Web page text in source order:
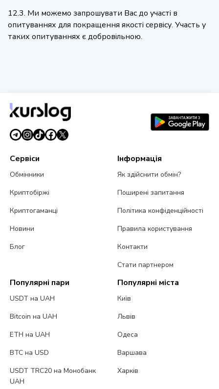
12.3. Ми можемо запрошувати Вас до участі в
опитуваннях для покращення якості сервісу. Участь у
таких опитуваннях є добровільною.
Сервіси
Обмінники
Криптобіржі
Криптогаманці
Новини
Блог
Інформація
Як здійснити обмін?
Поширені запитання
Політика конфіденційності
Правила користування
Контакти
Стати партнером
Популярні пари
USDT на UAH
Bitcoin на UAH
ETH на UAH
BTC на USD
USDT TRC20 на Монобанк
UAH
Популярні міста
Київ
Львів
Одеса
Варшава
Харків